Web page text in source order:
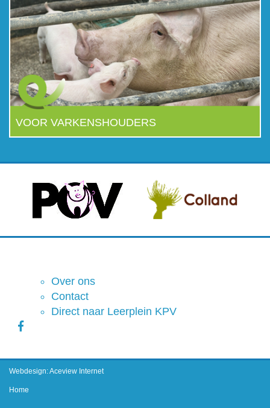
VOOR VARKENSHOUDERS
Over ons
Contact
Direct naar Leerplein KPV
Webdesign: Aceview Internet
Home